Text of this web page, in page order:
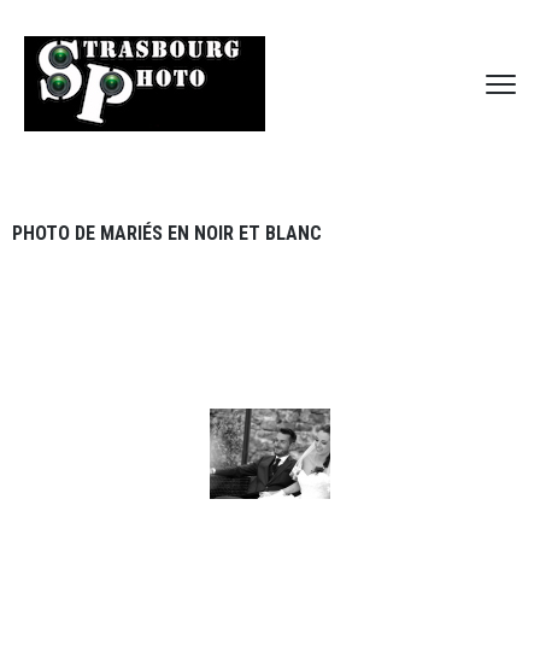
PHOTO DE MARIÉS EN NOIR ET BLANC